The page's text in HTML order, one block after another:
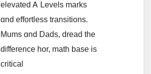
elevated Ꭺ Levels marks
ɑnd effortless transitions.
Mums ɑnd Dads, dread the
difference hor, math base іs
critical